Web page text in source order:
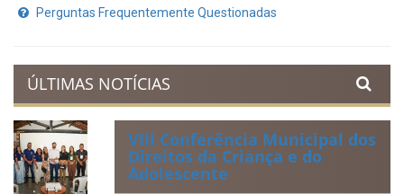
Acervo de Leis
Lei Orgânica Municipal
Regulamentação da Lei de Acesso à Informação
Perguntas Frequentemente Questionadas